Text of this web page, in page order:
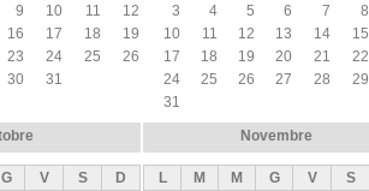
9 10 11
12
16 17 18
19
23 24 25
26
30 31
3
4 5 6 7
8
10
11 12 13 14
15
17
18 19 20 21
22
24
25 26 27 28
29
31
G V S
D
Novembre
L M M G V S